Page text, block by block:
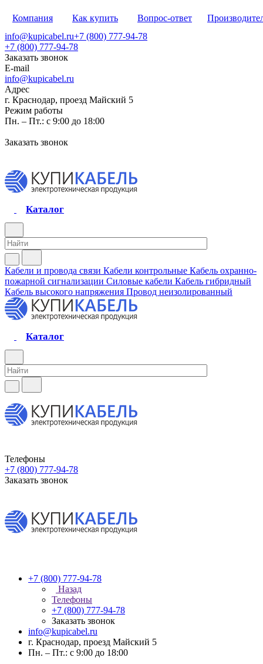
Компания Как купить Вопрос-ответ
info@kupicabel.ru+7 (800) 777-94-78
+7 (800) 777-94-78
Заказать звонок
E-mail
info@kupicabel.ru
Адрес
г. Краснодар, проезд Майский 5
Режим работы
Пн. – Пт.: с 9:00 до 18:00
Заказать звонок
Каталог
Кабели и провода связи Кабели контрольные Кабель охранно-
пожарной сигнализации Силовые кабели Кабель гибридный
Кабель высокого напряжения Провод неизолированный
Каталог
Телефоны
+7 (800) 777-94-78
Заказать звонок
+7 (800) 777-94-78
Назад
Телефоны
+7 (800) 777-94-78
Заказать звонок
info@kupicabel.ru
г. Краснодар, проезд Майский 5
Пн. – Пт.: с 9:00 до 18:00